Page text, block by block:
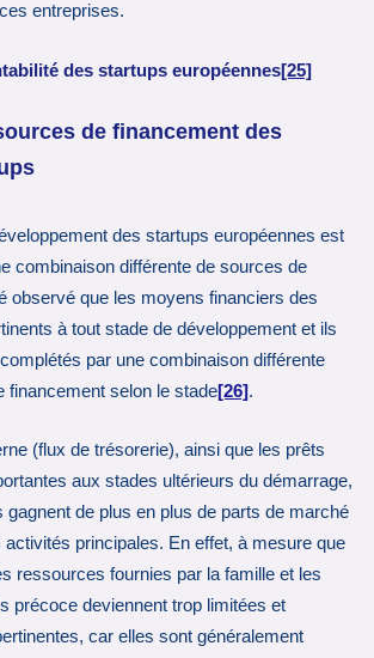
entreprises.
des startups européennes[25]
de financement des
des startups européennes est
combinaison différente de sources de
observé que les moyens financiers des
à tout stade de développement et ils
par une combinaison différente
financement selon le stade[26].
(flux de trésorerie), ainsi que les prêts
aux stades ultérieurs du démarrage,
gagnent de plus en plus de parts de marché
principales. En effet, à mesure que
ressources fournies par la famille et les
précoce deviennent trop limitées et
car elles sont généralement